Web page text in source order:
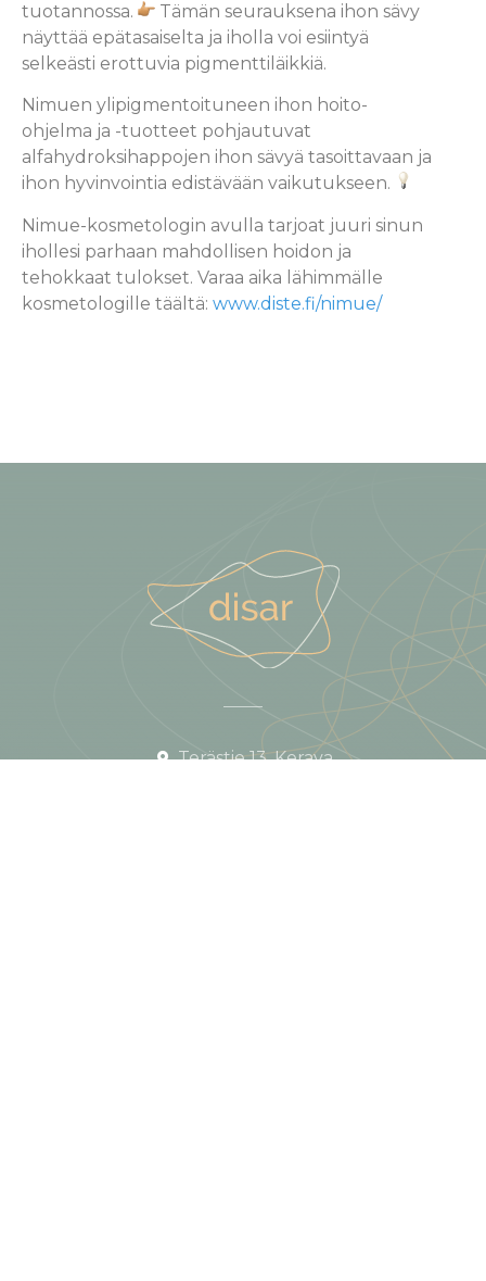
tuotannossa.
Tämän seurauksena ihon sävy
näyttää epätasaiselta ja iholla voi esiintyä
selkeästi erottuvia pigmenttiläikkiä.
Nimuen ylipigmentoituneen ihon hoito-
ohjelma ja -tuotteet pohjautuvat
alfahydroksihappojen ihon sävyä tasoittavaan ja
ihon hyvinvointia edistävään vaikutukseen.
Nimue-kosmetologin avulla tarjoat juuri sinun
ihollesi parhaan mahdollisen hoidon ja
tehokkaat tulokset. Varaa aika lähimmälle
kosmetologille täältä: www.diste.fi/nimue/
Terästie 13, Kerava